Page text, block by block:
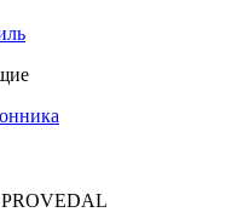
PROVEDAL